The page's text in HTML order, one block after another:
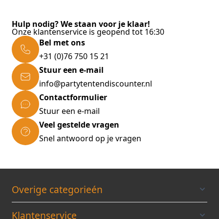
Standaardpakket stertent
Grondankers voor gebruik op onverharde
oppervlaktes.
Speciale hefboom voor het verwijderen van
de grondankers.
Dakzeil
Leverbaar in diverse kleuren
Hulp nodig? We staan voor je klaar!
Onze klantenservice is geopend tot 16:30
Bel met ons
+31 (0)76 750 15 21
Stuur een e-mail
info@partytentendiscounter.nl
Contactformulier
Stuur een e-mail
Veel gestelde vragen
Snel antwoord op je vragen
Overige categorieén
Klantenservice